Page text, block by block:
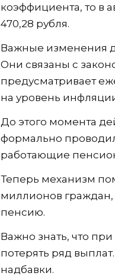
коэффициента, то в
470,28 рубля.
Важные изменения
Они связаны с
предусматривает
на уровень
До этого момента
формально
работающие
Теперь механизм
миллионов
пенсию.
Важно знать, что
потерять ряд
надбавки.